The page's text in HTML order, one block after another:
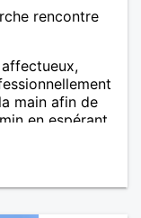
rencontre
main afin de
en espérant